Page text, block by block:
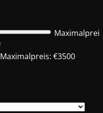
Maximalpreis
Maximalpreis: €3500